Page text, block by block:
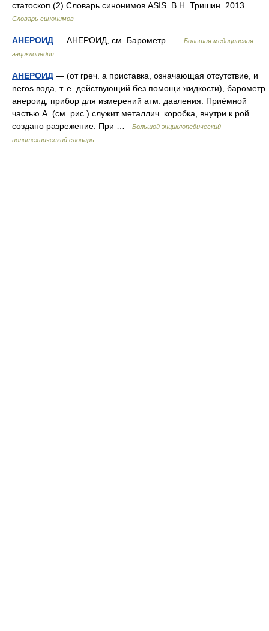
статоскоп (2) Словарь синонимов ASIS. В.Н. Тришин. 2013 …
Словарь синонимов
АНЕРОИД — АНЕРОИД, см. Барометр …
Большая медицинская
энциклопедия
АНЕРОИД — (от греч. а приставка, означающая отсутствие, и
neros вода, т. е. действующий без помощи жидкости), барометр
анероид, прибор для измерений атм. давления. Приёмной
частью А. (см. рис.) служит металлич. коробка, внутри к рой
создано разрежение. При …
Большой энциклопедический
политехнический словарь